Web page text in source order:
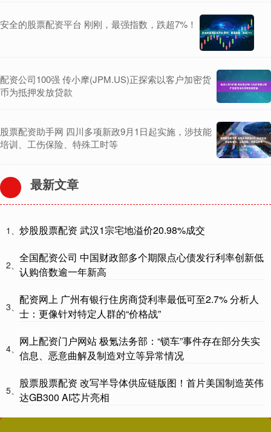
安全的股票配资平台 刚刚，最强指数，跌超7%！
配资公司100强 传小摩(JPM.US)正探索以客户加密货
币为抵押发放贷款
股票配资助手网 四川多项新政9月1日起实施，涉技能
培训、工伤保险、特殊工时等
最新文章
1、 炒股股票配资 武汉1宗宅地溢价20.98%成交
2、
全国配资公司 中国财政部多个期限点心债发行利率创新低
认购倍数逾一年新高
3、
配资网上 广州有银行住房商贷利率最低可至2.7% 分析人
士：更像针对特定人群的“价格战”
4、
网上配资门户网站 极氪法务部：“锁车”事件存在部分失实
信息、恶意曲解及制造对立等异常情况
5、
股票股票配资 改写半导体供应链版图！首片美国制造英伟
达GB300 AI芯片亮相